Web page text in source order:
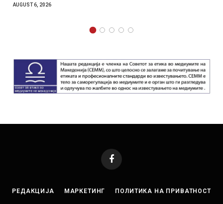
Facebook
РЕДАКЦИЈА МАРКЕТИНГ ПОЛИТИКА НА ПРИВАТНОСТ